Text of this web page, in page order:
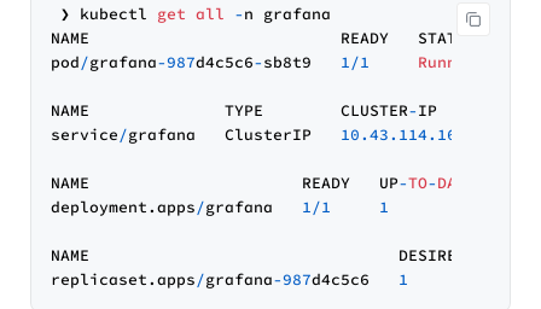
❯ kubectl get all -n
NAME                          READY   STATUS
pod/grafana-987d4c5c6-sb8t9 1/1 Running
NAME              TYPE        CLUSTER-IP
service/grafana   ClusterIP 10.43.114.168
NAME                      READY   UP-TO-DATE
deployment.apps/grafana 1/1 1
NAME                                DESIRED
replicaset.apps/grafana-987d4c5c6 1